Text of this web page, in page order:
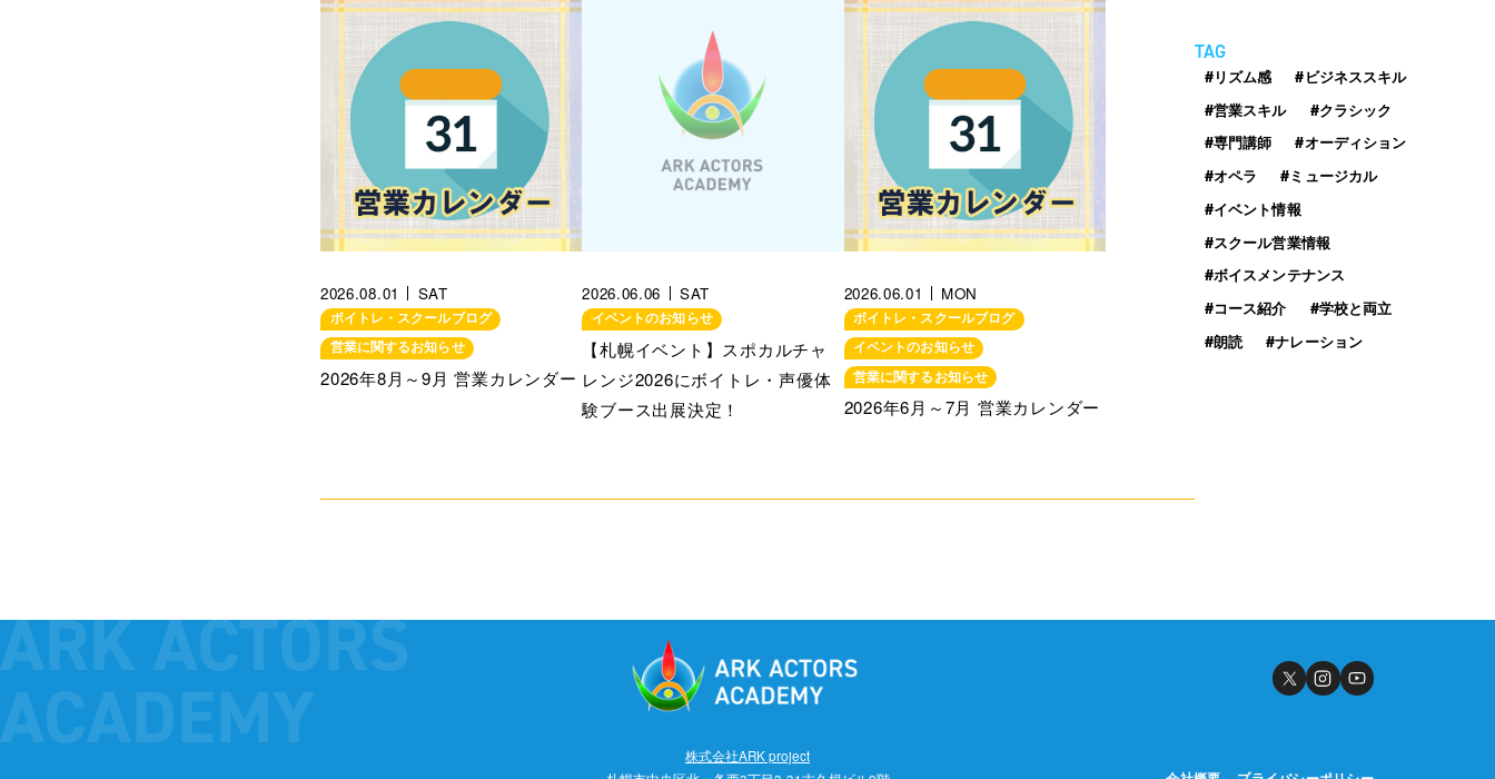
活動サポート
FREE TRIAL
無料体験レッスン
はこちら
お問い合わせ 公式LINE
011-600-6789
2026.08.01 SAT
ボイトレ・スクールブログ
営業に関するお知らせ
2026年8月～9月 営業カレンダー
2026.06.06 SAT
イベントのお知らせ
【札幌イベント】スポカルチャ
レンジ2026にボイトレ・声優体
験ブース出展決定！
2026.06.01 MON
ボイトレ・スクールブログ
イベントのお知らせ
営業に関するお知らせ
2026年6月～7月 営業カレンダー
TAG
#リズム感
#ビジネススキル
#営業スキル
#クラシック
#専門講師
#オーディション
#オペラ
#ミュージカル
#イベント情報
#スクール営業情報
#ボイスメンテナンス
#コース紹介
#学校と両立
#朗読
#ナレーション
ARK ACTORS
株式会社ARK project